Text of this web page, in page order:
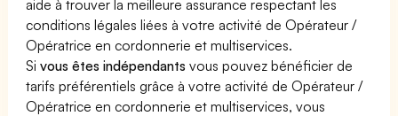
aide à trouver la meilleure assurance respectant les
conditions légales liées à votre activité de Opérateur /
Opératrice en cordonnerie et multiservices.
Sivous êtes indépendants vous pouvez bénéficier de
tarifs préférentiels grâce à votre activité de Opérateur /
Opératrice en cordonnerie et multiservices, vous